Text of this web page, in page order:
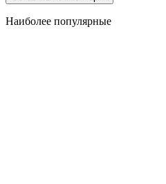
Наиболее популярные